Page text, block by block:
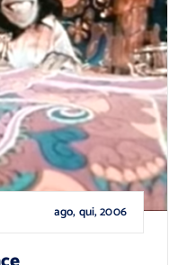
ago, qui, 2006